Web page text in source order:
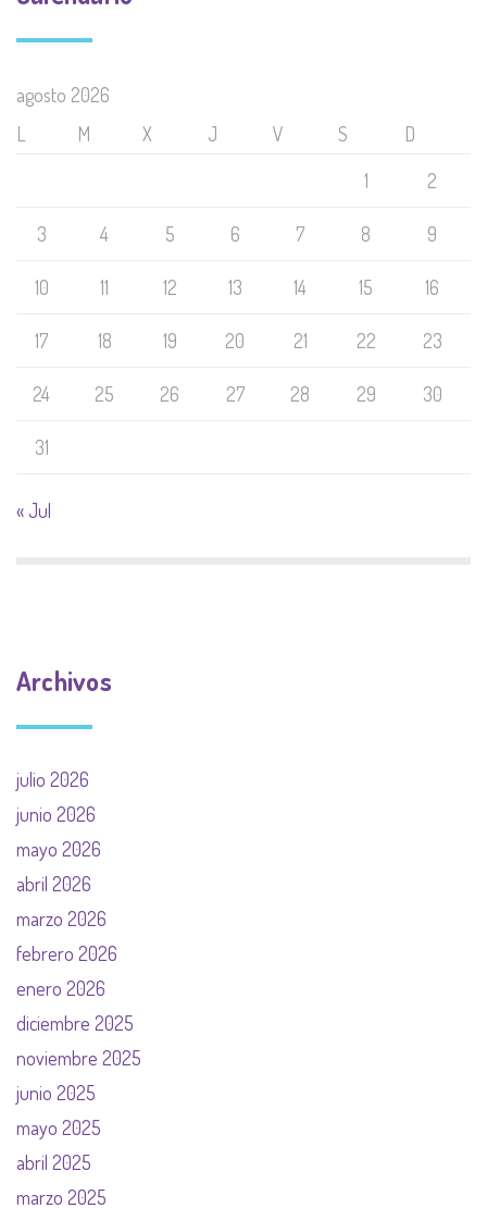
agosto 2026
L
M X J V S
D
1
2
3 4 5 6 7 8 9
10 11 12 13 14 15 16
17 18 19 20 21 22 23
24 25 26 27 28 29 30
31
« Jul
Archivos
julio 2026
junio 2026
mayo 2026
abril 2026
marzo 2026
febrero 2026
enero 2026
diciembre 2025
noviembre 2025
junio 2025
mayo 2025
abril 2025
marzo 2025